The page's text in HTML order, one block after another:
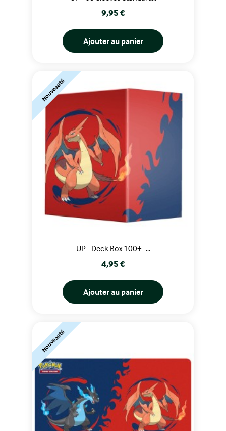
Prix
9,95 €
Ajouter au panier
UP - Deck Box 100+ -...
Prix
4,95 €
Ajouter au panier
Nouveauté
Nouveauté